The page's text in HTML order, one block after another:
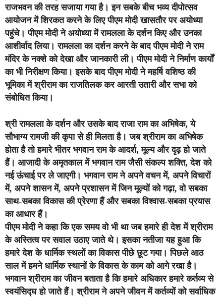
राजभवन की तरह सजाया गया है। इन सबके बीच भव्य दीपोत्सव
आयोजन में शिरकत करने के लिए पीएम मोदी खासतौर पर अयोध्या
पहुंचे। पीएम मोदी ने अयोध्या में रामलला के दर्शन किए और उनका
आशीर्वाद लिया। रामलला का दर्शन करने के बाद पीएम मोदी ने राम
मंदिर के नक्शे को देखा और जानकारी ली। पीएम मोदी ने निर्माण कार्यों
का भी निरीक्षण किया। इसके बाद पीएम मोदी ने महर्षि वशिष्ठ की
भूमिका में श्रीराम का राजतिलक कर आरती उतारी और सभा को
संबोधित किया।
श्री रामलला के दर्शन और उसके बाद राजा राम का अभिषेक, ये
सौभाग्य रामजी की कृपा से ही मिलता है। जब श्रीराम का अभिषेक
होता है तो हमारे भीतर भगवान राम के आदर्श, मूल्य और दृढ़ हो जाते
हैं। आजादी के अमृतकाल में भगवान राम जैसी संकल्प शक्ति, देश को
नई ऊंचाई पर ले जाएगी। भगवान राम ने अपने वचन में, अपने विचारों
में, अपने शासन में, अपने प्रशासन में जिन मूल्यों को गढ़ा, वो सबका
साथ-सबका विकास की प्रेरणा हैं और सबका विश्वास-सबका प्रयास
का आधार हैं।
पीएम मोदी ने कहा कि एक समय वो भी था जब हमारे ही देश में श्रीराम
के अस्तित्व पर सवाल उठाए जाते थे। इसका नतीजा यह हुआ कि
हमारे देश के धार्मिक स्थलों का विकास पीछे छूट गया। पिछले आठ
साल में हमने धार्मिक स्थानों के विकास के काम को आगे रखा है।
भगवान श्रीराम का जीवन बताता है कि हमारे अधिकार हमारे कर्तव्य से
स्वयंसिद्घ हो जाते हैं। श्रीराम ने अपने जीवन में कर्तव्यों को सर्वाधिक